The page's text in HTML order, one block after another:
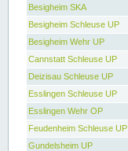
Besigheim SKA
Besigheim Schleuse UP
Besigheim Wehr UP
Cannstatt Schleuse UP
Deizisau Schleuse UP
Esslingen Schleuse UP
Esslingen Wehr OP
Feudenheim Schleuse UP
Gundelsheim UP